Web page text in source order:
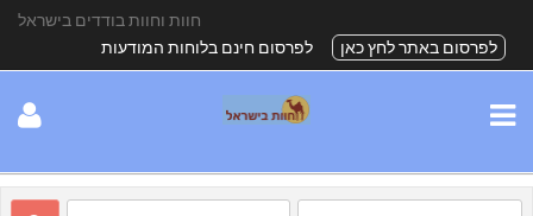
חוות וחוות בודדים בישראל
לפרסום באתר לחץ כאן
לפרסום חינם בלוחות המודעות